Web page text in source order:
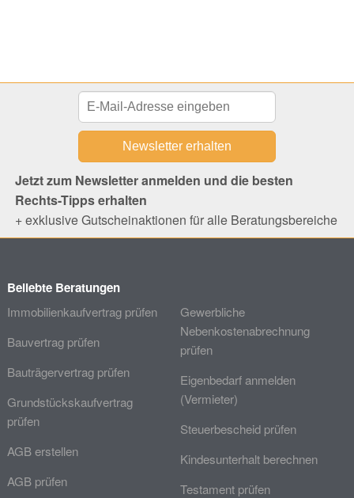
Jetzt zum Newsletter anmelden und die besten
Rechts-Tipps erhalten
+ exklusive Gutscheinaktionen für alle Beratungsbereiche
Beliebte Beratungen
Immobilienkaufvertrag prüfen
Bauvertrag prüfen
Bauträgervertrag prüfen
Grundstückskaufvertrag
prüfen
AGB erstellen
AGB prüfen
Gewerbliche
Nebenkostenabrechnung
prüfen
Eigenbedarf anmelden
(Vermieter)
Steuerbescheid prüfen
Kindesunterhalt berechnen
Testament prüfen